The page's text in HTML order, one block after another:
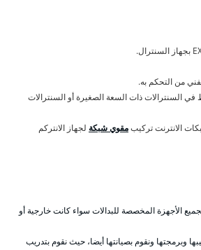
من التحكم به.
السنترالات ذات السعة الصغيرة أو السنترالات
الانترنت تركيبمقوي شبكة لجهاز الانتركم
الأجهزة المخصصة للبدالات سواء كانت خارجية أو
وبرمجتها ونقوم بصيانتها أيضا، حيث نقوم بتدريب